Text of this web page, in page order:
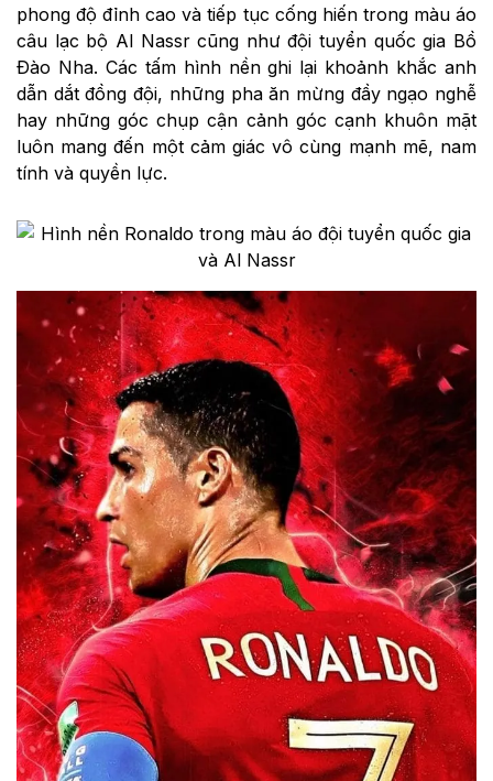
phong độ đỉnh cao và tiếp tục cống hiến trong màu áo
câu lạc bộ Al Nassr cũng như đội tuyển quốc gia Bồ
Đào Nha. Các tấm hình nền ghi lại khoảnh khắc anh
dẫn dắt đồng đội, những pha ăn mừng đầy ngạo nghễ
hay những góc chụp cận cảnh góc cạnh khuôn mặt
luôn mang đến một cảm giác vô cùng mạnh mẽ, nam
tính và quyền lực.